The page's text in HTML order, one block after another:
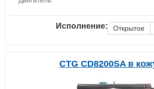
Исполнение: Открытое
CTG CD8200SA в